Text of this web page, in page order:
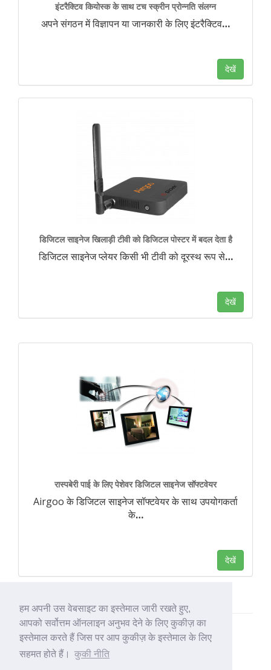
हम अपनी उस वेबसाइट का इस्तेमाल जारी रखते हुए,
आपको सर्वोत्तम ऑनलाइन अनुभव देने के लिए कुकीज़ का
इस्तेमाल करते हैं जिस पर आप कुकीज़ के इस्तेमाल के लिए
सहमत होते हैं।
कुकी नीति
इंटरैक्टिव कियोस्क के साथ टच स्क्रीन प्रोन्नति संलग्न
अपने संगठन में विज्ञापन या जानकारी के लिए इंटरैक्टिव…
देखें
डिजिटल साइनेज खिलाड़ी टीवी को डिजिटल पोस्टर में बदल देता है
डिजिटल साइनेज प्लेयर किसी भी टीवी को दूरस्थ रूप से…
देखें
रास्पबेरी पाई के लिए पेशेवर डिजिटल साइनेज सॉफ्टवेयर
Airgoo के डिजिटल साइनेज सॉफ्टवेयर के साथ उपयोगकर्ता
के…
देखें